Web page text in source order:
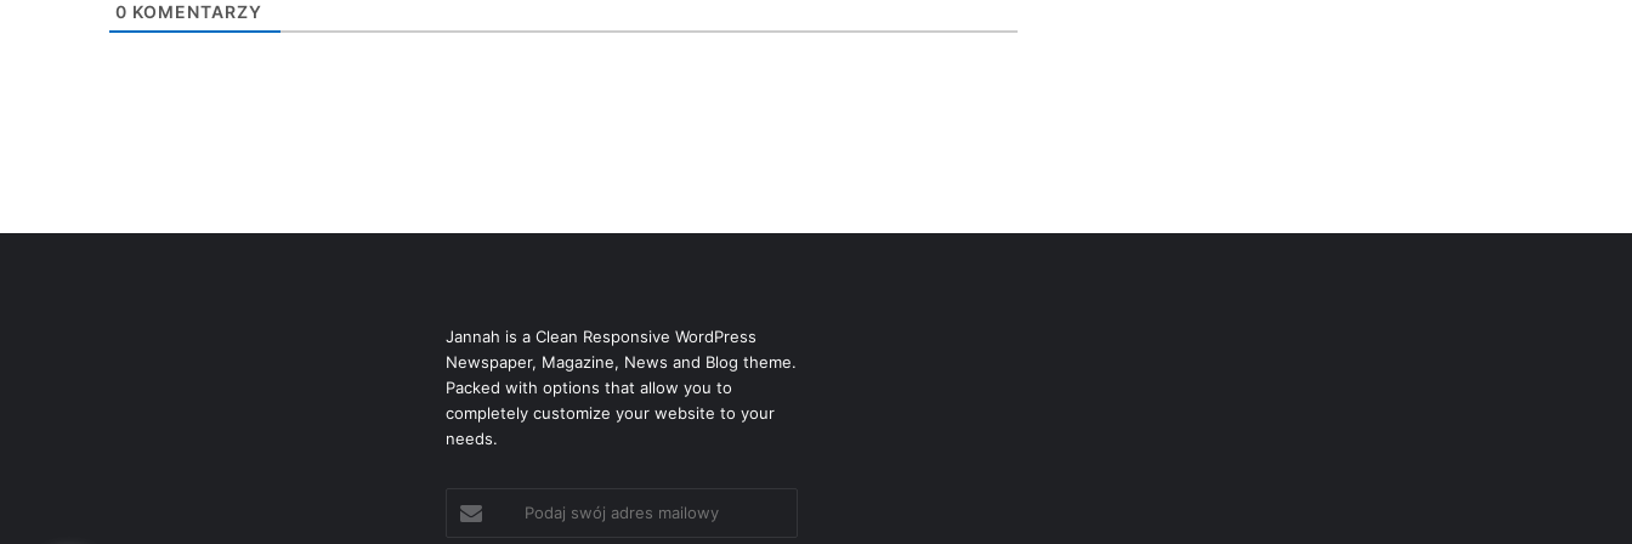
0 KOMENTARZY
Jannah is a Clean Responsive WordPress
Newspaper, Magazine, News and Blog theme.
Packed with options that allow you to
completely customize your website to your
needs.
Podaj
swój